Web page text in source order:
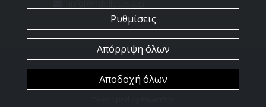
2026 @ All Rights Reserved - Dellacasa
Ρυθμίσεις
Απόρριψη όλων
Αποδοχή όλων